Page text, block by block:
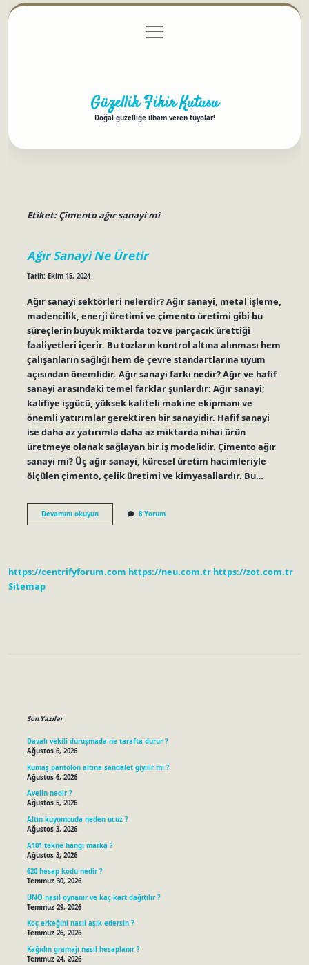
Gizlilik Politikası
menüyü
aç
Güzellik Fikir Kutusu
Doğal güzelliğe ilham veren tüyolar!
Etiket:Çimento ağır sanayi mi
Ağır Sanayi Ne Üretir
Tarih: Ekim 15, 2024
Ağır sanayi sektörleri nelerdir? Ağır sanayi, metal işleme,
madencilik, enerji üretimi ve çimento üretimi gibi bu
süreçlerin büyük miktarda toz ve parçacık ürettiği
faaliyetleri içerir. Bu tozların kontrol altına alınması hem
çalışanların sağlığı hem de çevre standartlarına uyum
açısından önemlidir. Ağır sanayi farkı nedir? Ağır ve hafif
sanayi arasındaki temel farklar şunlardır: Ağır sanayi;
kalifiye işgücü, yüksek kaliteli makine ekipmanı ve
önemli yatırımlar gerektiren bir sanayidir. Hafif sanayi
ise daha az yatırımla daha az miktarda nihai ürün
üretmeye olanak sağlayan bir iş modelidir. Çimento ağır
sanayi mi? Üç ağır sanayi, küresel üretim hacimleriyle
ölçülen çimento, çelik üretimi ve kimyasallardır. Bu…
Devamını okuyunAğır
Sanayi
8 Yorum
https://centrifyforum.com https://neu.com.tr https://zot.com.tr
Sitemap
Son Yazılar
Davalı vekili duruşmada ne tarafta durur ?
Ağustos 6, 2026
Kumaş pantolon altına sandalet giyilir mi ?
Ağustos 6, 2026
Avelin nedir ?
Ağustos 5, 2026
Altın kuyumcuda neden ucuz ?
Ağustos 3, 2026
A101 tekne hangi marka ?
Ağustos 3, 2026
620 hesap kodu nedir ?
Temmuz 30, 2026
UNO nasıl oynanır ve kaç kart dağıtılır ?
Temmuz 29, 2026
Koç erkeğini nasıl aşık edersin ?
Temmuz 26, 2026
Kağıdın gramajı nasıl hesaplanır ?
Temmuz 24, 2026